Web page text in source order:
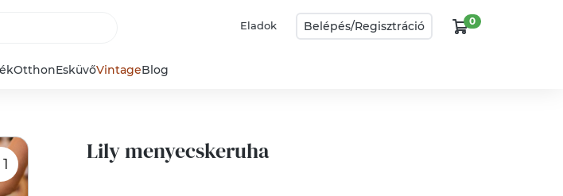
Eladok Belépés/Regisztráció 0
OtthonEsküvőVintageBlog
1 Lily menyecskeruha